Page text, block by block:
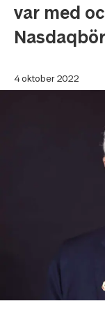
var med
4 oktober 2022